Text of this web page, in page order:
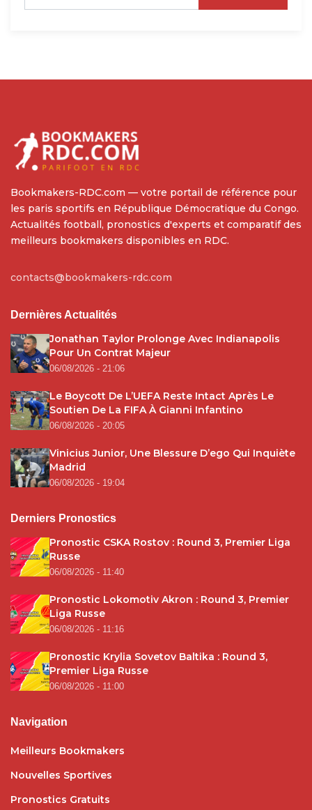
Bookmakers-RDC.com — votre portail de référence pour
les paris sportifs en République Démocratique du Congo.
Actualités football, pronostics d'experts et comparatif des
meilleurs bookmakers disponibles en RDC.
contacts@bookmakers-rdc.com
Dernières Actualités
Jonathan Taylor Prolonge Avec Indianapolis
Pour Un Contrat Majeur
06/08/2026 - 21:06
Le Boycott De L’UEFA Reste Intact Après Le
Soutien De La FIFA À Gianni Infantino
06/08/2026 - 20:05
Vinicius Junior, Une Blessure D’ego Qui Inquiète
Madrid
06/08/2026 - 19:04
Derniers Pronostics
Pronostic CSKA Rostov : Round 3, Premier Liga
Russe
06/08/2026 - 11:40
Pronostic Lokomotiv Akron : Round 3, Premier
Liga Russe
06/08/2026 - 11:16
Pronostic Krylia Sovetov Baltika : Round 3,
Premier Liga Russe
06/08/2026 - 11:00
Navigation
Meilleurs Bookmakers
Nouvelles Sportives
Pronostics Gratuits